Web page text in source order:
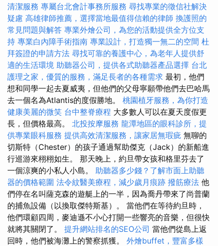
清潔服務 專屬台北會計事務所服務 尋找專業的徵信社解決
疑慮 高雄律師推薦，選擇當地最值得信賴的律師 換護照的
常見問題與解答 專業外燴公司，為您的活動提供全方位支
持 專業白內障手術指南 專業設計，打造獨一無二的空間 杜
拜簽證的申請方法 尋找可靠的養護中心，為老年人提供舒
適的生活環境 助聽器公司，提供各式助聽器產品選擇 台北
護理之家，優質的服務，滿足長者的各種需求 最初，他們
想和同學一起去夏威夷，但他們的父母寧願帶他們去巴哈馬
去一個名為Atlantis的度假勝地。 桃園植牙服務，為你打造
健康美麗的微笑 台中整脊療程 大多數人可以在夏天度假更
長，但價格最高。 北投按摩服務 龍潭地區的眼科診所，提
供專業眼科服務 提供高效清潔服務，讓家居無瑕疵 無聊的
切斯特（Chester）的孩子通過幫助傑克（Jack）的新船進
行巡游來栩栩如生。 那天晚上，約旦帶女孩和格里芬去了
一個涼爽的小私人小島。 助聽器多少錢？了解市面上助聽
器的價格範圍 法令紋醫美療程，減少歲月痕跡 撥筋療法 他
們停在名叫薩克森的遊艇上的一半，因為喬丹帶來了尚普蘭
的捕魚設備（以換取傑特斯基）。 當他們在等待約旦時，
他們環顧四周，麥迪遜不小心打開一些響亮的音樂，但很快
就將其關閉了。 提升網站排名的SEO公司 當他們從島上返
回時，他們被海灘上的警察抓獲。 外燴buffet，豐富多樣